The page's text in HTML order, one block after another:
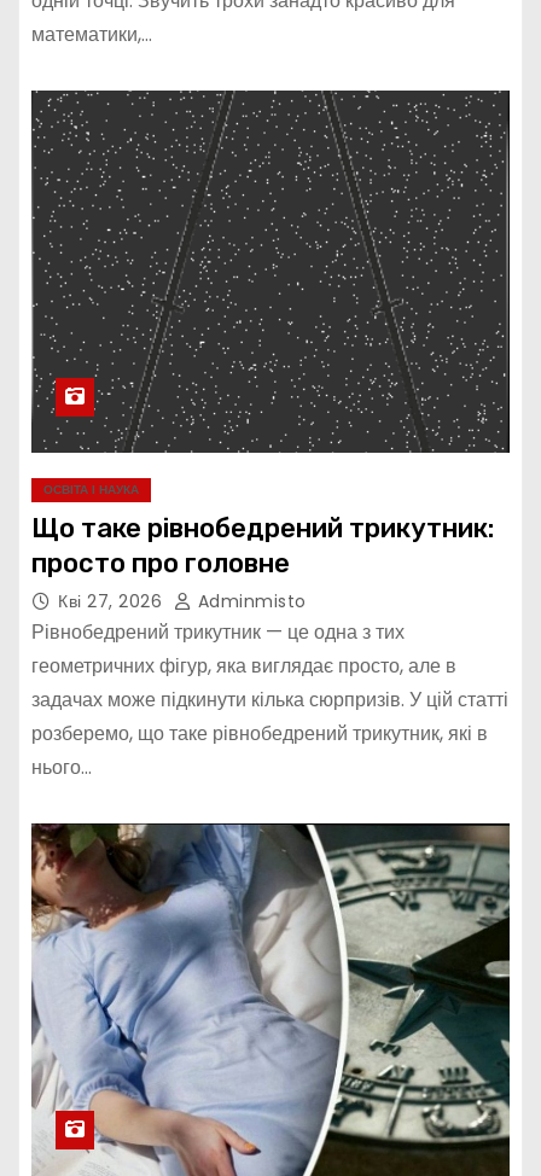
математики,…
ОСВІТА І НАУКА
Що таке рівнобедрений трикутник:
просто про головне
Кві 27, 2026 Adminmisto
Рівнобедрений трикутник — це одна з тих
геометричних фігур, яка виглядає просто, але в
задачах може підкинути кілька сюрпризів. У цій статті
розберемо, що таке рівнобедрений трикутник, які в
нього…